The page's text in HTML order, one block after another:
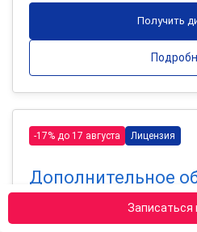
Записаться
Получить
-17% до 17 августа Лицензия
Дополнительное
программе
Квалификация: Библиотекарь